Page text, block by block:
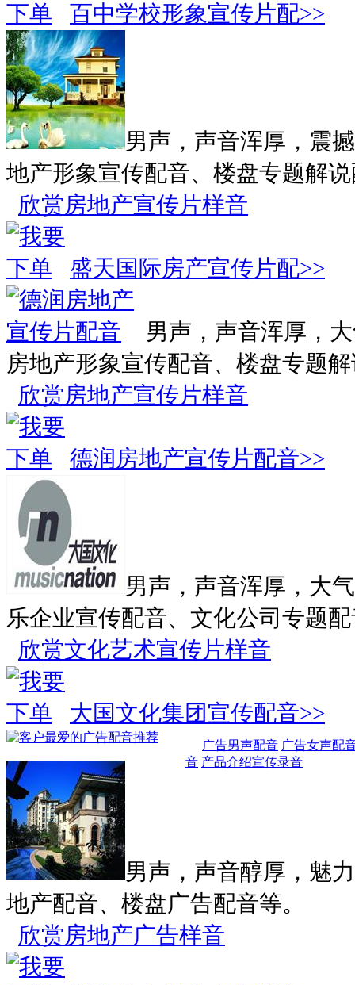
百中学校形象宣传片配>>
男声，声音浑厚，震
地产形象宣传配音、楼盘专题解
欣赏房地产宣传片样音
盛天国际房产宣传片配>>
男声，声音浑厚，
房地产形象宣传配音、楼盘专题
欣赏房地产宣传片样音
德润房地产宣传片配音>>
男声，声音浑厚，大
乐企业宣传配音、文化公司专题
欣赏文化艺术宣传片样音
大国文化集团宣传配音>>
广告男声配音 广告女声配
音 产品介绍宣传录音
男声，声音醇厚，魅
地产配音、楼盘广告配音等。
欣赏房地产广告样音